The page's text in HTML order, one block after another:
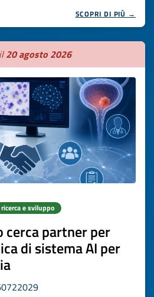
SCOPRI DI PIÙ →
20 agosto 2026
e sviluppo
cerca partner per
di sistema AI per